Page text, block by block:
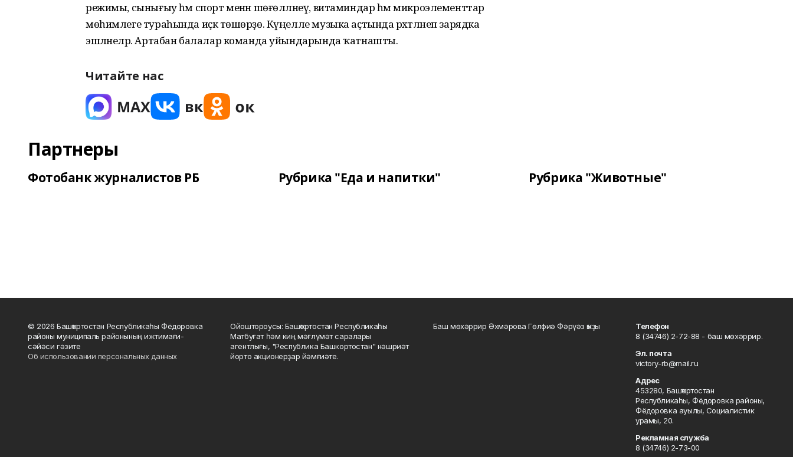
режимы, сынығыу һәм спорт менән шөғөлләнеү, витаминдар һәм микроэлементтар
мөһимлеге тураһында иҫкә төшөрҙө. Күңелле музыка аҫтында рәхәтләнеп зарядка
эшләнеләр. Артабан балалар команда уйындарында ҡатнашты.
Читайте нас
Партнеры
Фотобанк журналистов РБ Рубрика "Еда и напитки" Рубрика "Животные"
© 2026 Башҡортостан Республикаһы Фёдоровка
районы муниципаль районының ижтимағи-
сәйәси гәзите
Об использовании персональных данных
Ойоштороусы: Башҡортостан Республикаһы
Матбуғат һәм киң мәғлүмәт саралары
агентлығы, "Республика Башкортостан" нәшриәт
йорто акционерҙар йәмғиәте.
Баш мөхәррир Әхмәрова Гөлфиә Фәрүәз ҡыҙы
Телефон
8 (34746) 2-72-88 - баш мөхәррир.
Эл. почта
victory-rb@mail.ru
Адрес
453280, Башҡортостан
Республикаһы, Фёдоровка районы,
Фёдоровка ауылы, Социалистик
урамы, 20.
Рекламная служба
8 (34746) 2-73-00